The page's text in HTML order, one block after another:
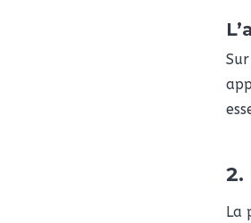
2.
La